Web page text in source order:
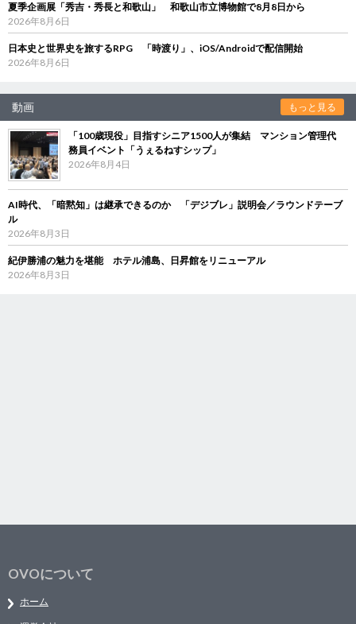
夏季企画展「秀吉・秀長と和歌山」 和歌山市立博物館で8月8日から
2026年8月6日
日本史と世界史を旅するRPG 「時渡り」、iOS/Androidで配信開始
2026年8月6日
動画 もっと見る
「100歳現役」目指すシニア1500人が集結 マンション管理代
務員イベント「うぇるねすシップ」
2026年8月4日
AI時代、「暗黙知」は継承できるのか 「デジブレ」説明会／ラウンドテーブ
ル
2026年8月3日
紀伊勝浦の魅力を堪能 ホテル浦島、日昇館をリニューアル
2026年8月3日
OVOについて
ホーム